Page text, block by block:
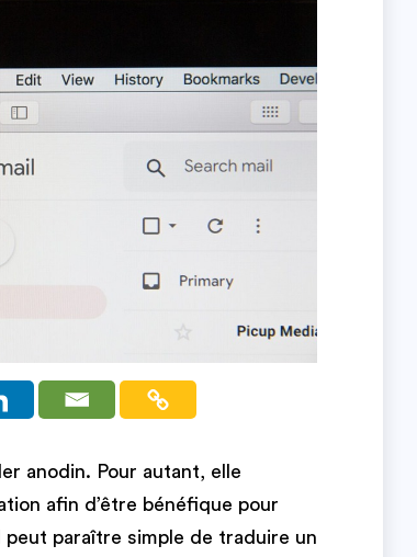
anodin. Pour autant, elle
afin d’être bénéfique pour
peut paraître simple de traduire un